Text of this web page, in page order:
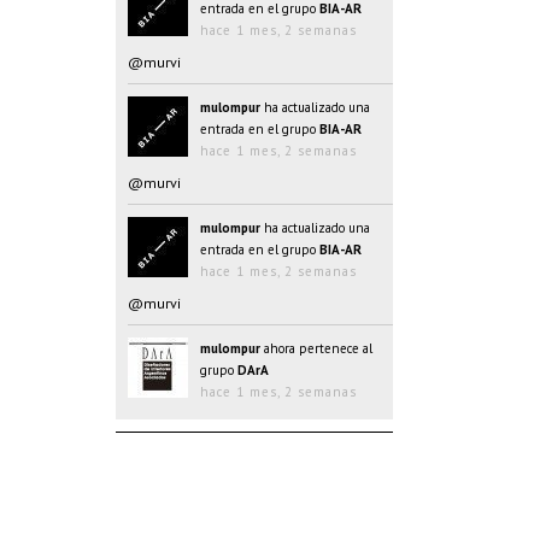
entrada en el grupo BIA-AR
hace 1 mes, 2 semanas
@murvi
mulompur ha actualizado una
entrada en el grupo BIA-AR
hace 1 mes, 2 semanas
@murvi
mulompur ha actualizado una
entrada en el grupo BIA-AR
hace 1 mes, 2 semanas
@murvi
mulompur ahora pertenece al
grupo DArA
hace 1 mes, 2 semanas